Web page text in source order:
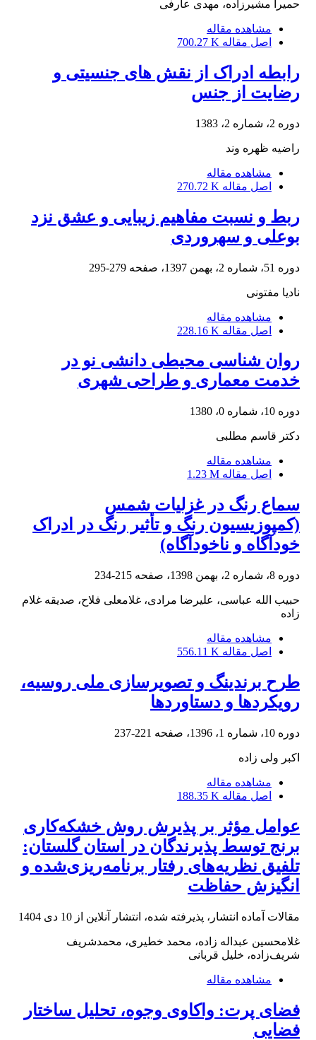
حمیرا مشیرزاده، مهدی عارفی
مشاهده مقاله
اصل مقاله 700.27 K
رابطه ادراک از نقش های جنسیتی و
رضایت از جنس
دوره 2، شماره 2، 1383
راضیه ظهره وند
مشاهده مقاله
اصل مقاله 270.72 K
ربط و نسبت مفاهیم زیبایی و عشق نزد
بوعلی و سهروردی
دوره 51، شماره 2، بهمن 1397، صفحه 279-295
نادیا مفتونی
مشاهده مقاله
اصل مقاله 228.16 K
روان شناسی محیطی دانشی نو در
خدمت معماری و طراحی شهری
دوره 10، شماره 0، 1380
دکتر قاسم مطلبی
مشاهده مقاله
اصل مقاله 1.23 M
سماع رنگ در غزلیات شمس
(کمپوزیسیون رنگ و تأثیر رنگ در ادراک
خودآگاه و ناخودآگاه)
دوره 8، شماره 2، بهمن 1398، صفحه 215-234
حبیب الله عباسی، علیرضا مرادی، غلامعلی فلاح، صدیقه غلام
زاده
مشاهده مقاله
اصل مقاله 556.11 K
طرح برندینگ و تصویرسازی ملی روسیه،
رویکردها و دستاوردها
دوره 10، شماره 1، 1396، صفحه 221-237
اکبر ولی زاده
مشاهده مقاله
اصل مقاله 188.35 K
عوامل مؤثر بر پذیرش روش خشکه‌کاری
برنج توسط پذیرندگان در استان گلستان:
تلفیق نظریه‌های رفتار برنامه‌ریزی‌شده و
انگیزش حفاظت
مقالات آماده انتشار، پذیرفته شده، انتشار آنلاین از 10 دی 1404
غلامحسین عبداله زاده، محمد خطیری، محمدشریف
شریف‌زاده، خلیل قربانی
مشاهده مقاله
فضای پرت: واکاوی وجوه، تحلیل ساختار
فضایی